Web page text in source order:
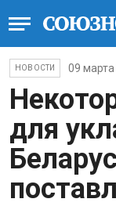
НОВОСТИ 09
для